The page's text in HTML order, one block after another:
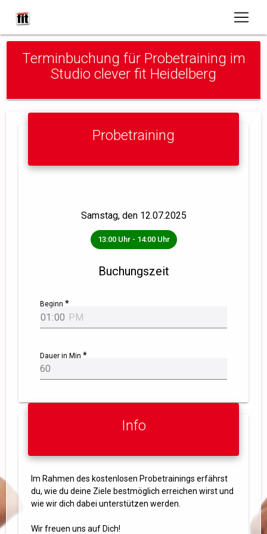
Terminbuchung für Probetraining im
Studio clever fit Heidelberg
Probetraining
Samstag, den 12.07.2025
13:00 Uhr - 14:00 Uhr
Buchungszeit
Beginn
Dauer in Min
Info
Im Rahmen des kostenlosen Probetrainings erfährst
du, wie du deine Ziele bestmöglich erreichen wirst und
wie wir dich dabei unterstützen werden.
Wir freuen uns auf Dich!